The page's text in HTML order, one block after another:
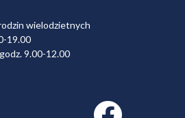
wielodzietnych
19.00
9.00-12.00
Facebook link